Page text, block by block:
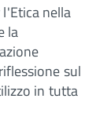
nella
la
sul
in tutta